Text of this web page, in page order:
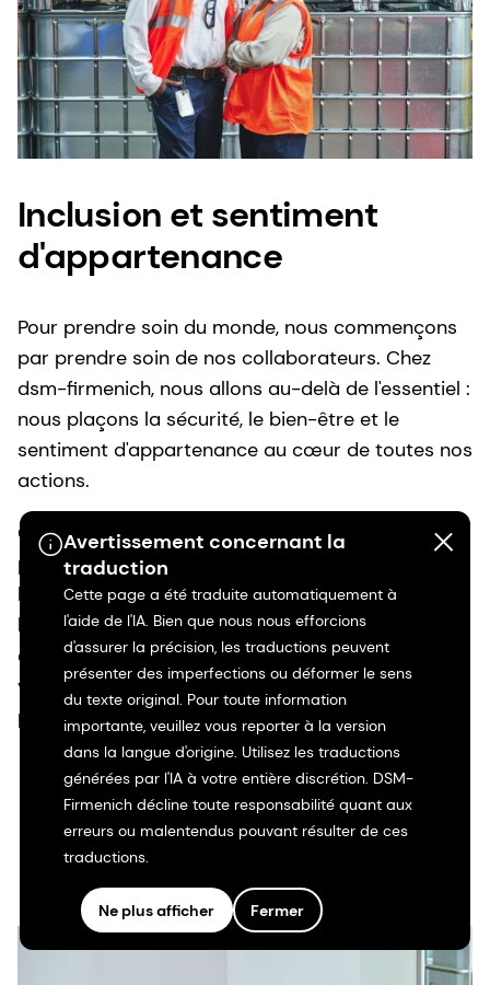
Inclusion et sentiment
d'appartenance
Pour prendre soin du monde, nous commençons
par prendre soin de nos collaborateurs. Chez
dsm-firmenich, nous allons au-delà de l'essentiel :
nous plaçons la sécurité, le bien-être et le
sentiment d'appartenance au cœur de toutes nos
actions.
Qu'il s'agisse de promouvoir la santé mentale et
physique ou de créer des communautés sans
barrières, nous instaurons une culture dans
laquelle chacun se sent pris en compte, soutenu
et libre de s'épanouir. Car lorsque chacun se sent
valorisé, il n’y a aucune limite à ce que nous
pouvons accomplir ensemble.
En savoir plus
Avertissement concernant la
traduction
Cette page a été traduite automatiquement à
l'aide de l'IA. Bien que nous nous efforcions
d'assurer la précision, les traductions peuvent
présenter des imperfections ou déformer le sens
du texte original. Pour toute information
importante, veuillez vous reporter à la version
dans la langue d'origine. Utilisez les traductions
générées par l'IA à votre entière discrétion. DSM-
Firmenich décline toute responsabilité quant aux
erreurs ou malentendus pouvant résulter de ces
traductions.
Ne plus afficher Fermer